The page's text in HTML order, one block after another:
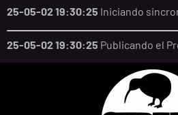
25-05-02 19:30:25 Iniciando
25-05-02 19:30:25 Publicando el